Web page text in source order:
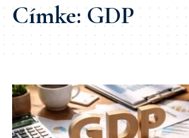
Címke:GDP